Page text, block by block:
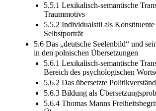
5.5.1 Lexikalisch-semantische
Traummotivs
5.5.2 Individualstil als
Selbstporträt
5.6 Das „deutsche Seelenbild“ und
in den polnischen Übersetzungen
5.6.1 Lexikalisch-semantische
Bereich des psychologischen
5.6.2 Das übersetzte
5.6.3 Bildung als
5.6.4 Thomas Manns